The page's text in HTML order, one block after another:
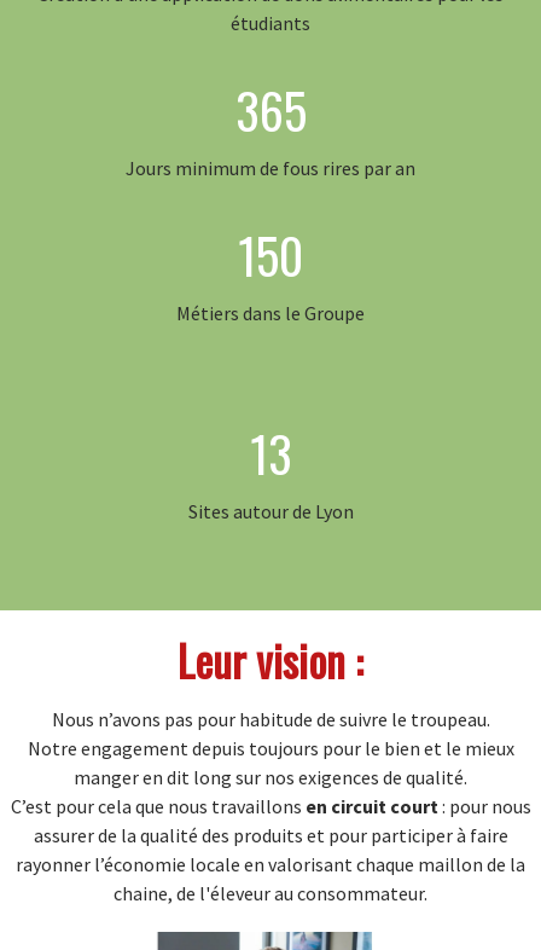
étudiants
365
Jours minimum de fous rires par an
150
Métiers dans le Groupe
13
Sites autour de Lyon
Leur vision :
Nous n’avons pas pour habitude de suivre le troupeau.
Notre engagement depuis toujours pour le bien et le mieux
manger en dit long sur nos exigences de qualité.
C’est pour cela que nous travaillons en circuit court: pour nous
assurer de la qualité des produits et pour participer à faire
rayonner l’économie locale en valorisant chaque maillon de la
chaine, de l'éleveur au consommateur.